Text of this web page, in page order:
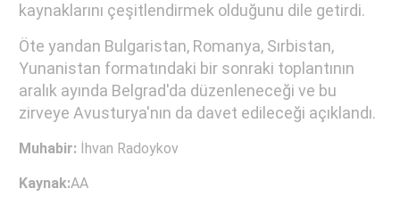
kaynaklarını çeşitlendirmek olduğunu dile getirdi.
Öte yandan Bulgaristan, Romanya, Sırbistan,
Yunanistan formatındaki bir sonraki toplantının
aralık ayında Belgrad'da düzenleneceği ve bu
zirveye Avusturya'nın da davet edileceği açıklandı.
Muhabir: İhvan Radoykov
Kaynak:AA